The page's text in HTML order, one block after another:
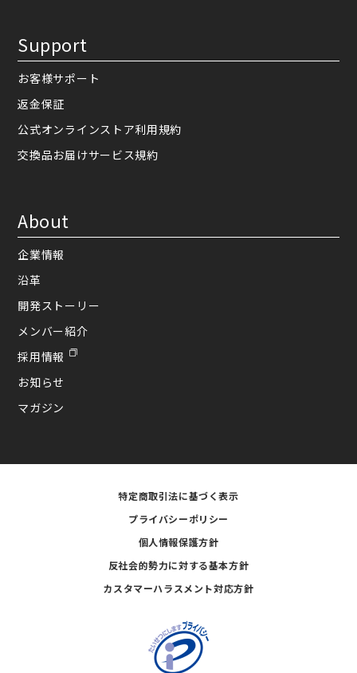
Support
お客様サポート
返金保証
公式オンラインストア利用規約
交換品お届けサービス規約
About
企業情報
沿革
開発ストーリー
メンバー紹介
採用情報
お知らせ
マガジン
特定商取引法に基づく表示
プライバシーポリシー
個人情報保護方針
反社会的勢力に対する基本方針
カスタマーハラスメント対応方針